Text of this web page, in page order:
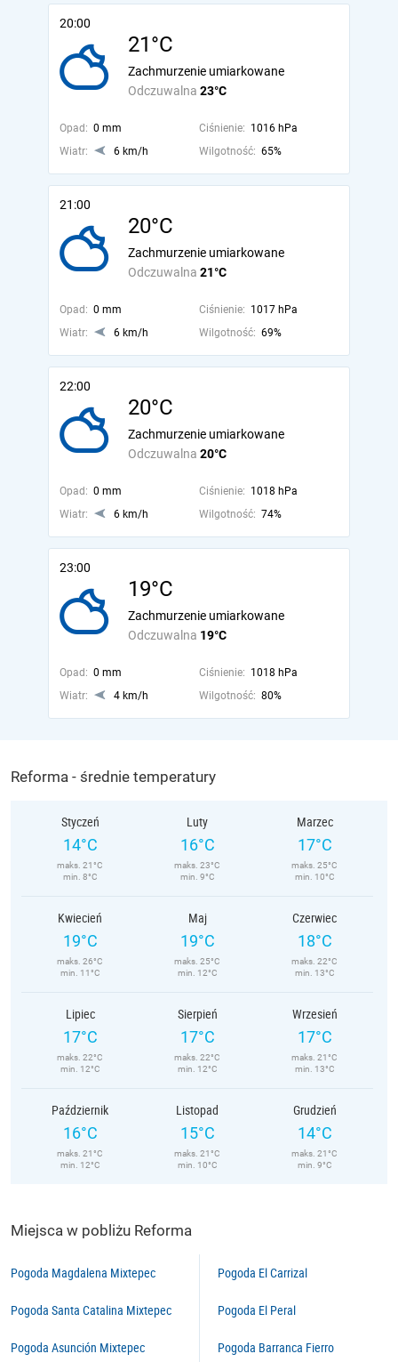
20:00
21°C
Odczuwalna 23°C
Zachmurzenie umiarkowane
Opad: 0 mm Ciśnienie: 1016 hPa
Wiatr:
6 km/h Wilgotność: 65%
21:00
20°C
Odczuwalna 21°C
Zachmurzenie umiarkowane
Opad: 0 mm Ciśnienie: 1017 hPa
Wiatr:
6 km/h Wilgotność: 69%
22:00
20°C
Odczuwalna 20°C
Zachmurzenie umiarkowane
Opad: 0 mm Ciśnienie: 1018 hPa
Wiatr:
6 km/h Wilgotność: 74%
23:00
19°C
Odczuwalna 19°C
Zachmurzenie umiarkowane
Opad: 0 mm Ciśnienie: 1018 hPa
Wiatr:
4 km/h Wilgotność: 80%
Reforma - średnie temperatury
Styczeń
14°C
maks. 21°C
min. 8°C
Luty
16°C
maks. 23°C
min. 9°C
Marzec
17°C
maks. 25°C
min. 10°C
Kwiecień
19°C
maks. 26°C
min. 11°C
Maj
19°C
maks. 25°C
min. 12°C
Czerwiec
18°C
maks. 22°C
min. 13°C
Lipiec
17°C
maks. 22°C
min. 12°C
Sierpień
17°C
maks. 22°C
min. 12°C
Wrzesień
17°C
maks. 21°C
min. 13°C
Październik
16°C
maks. 21°C
min. 12°C
Listopad
15°C
maks. 21°C
min. 10°C
Grudzień
14°C
maks. 21°C
min. 9°C
Miejsca w pobliżu Reforma
Pogoda Magdalena Mixtepec
Pogoda Santa Catalina Mixtepec
Pogoda Asunción Mixtepec
Pogoda El Carrizal
Pogoda El Peral
Pogoda Barranca Fierro